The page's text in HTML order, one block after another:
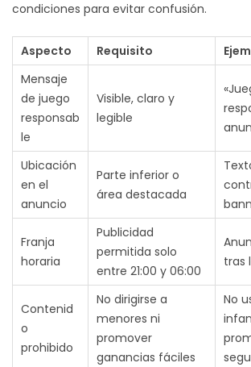
condiciones para evitar confusión.
Aspecto Requisito
Mensaje
de juego
responsab
le
Visible, claro y
legible
Ubicación
en el
anuncio
Parte inferior o
área destacada
Franja
horaria
Publicidad
permitida solo
entre 21:00 y 06:00
tras
Contenid
o
prohibido
No dirigirse a
menores ni
promover
ganancias fáciles
No